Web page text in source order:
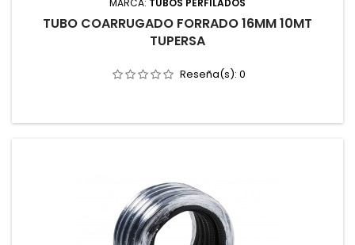
MARCA: TUBOS PERFILADOS
TUBO COARRUGADO FORRADO 16MM 10MT
TUPERSA
Reseña(s): 0